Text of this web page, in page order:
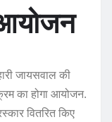
आयोजन
जायसवाल की
का होगा आयोजन.
वितरित किए